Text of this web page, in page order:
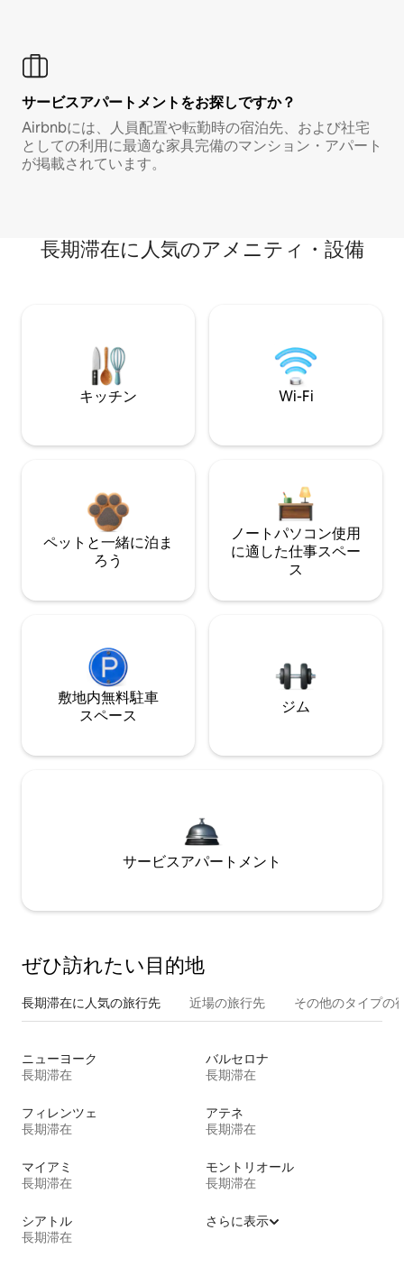
サービスアパートメントをお探しですか？
Airbnbには、人員配置や転勤時の宿泊先、および社宅
としての利用に最適な家具完備のマンション・アパート
が掲載されています。
長期滞在に人気のアメニティ・設備
キッチン Wi-Fi
ペットと一緒に泊ま
ろう
ノートパソコン使用
に適した仕事スペー
ス
敷地内無料駐⁠車
ス⁠ペ⁠ー⁠ス
ジム
サービスアパートメント
ぜひ訪⁠れ⁠た⁠い目⁠的⁠地
長期滞在に人気の旅行先 近場の旅行先 その他のタ⁠イ⁠プ⁠の
ニューヨーク
長期滞在
バルセロナ
長期滞在
フィレンツェ
長期滞在
アテネ
長期滞在
マイアミ
長期滞在
モントリオール
長期滞在
シアトル
長期滞在
さらに表示